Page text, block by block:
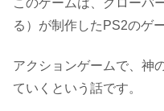
このゲームは、クローバ
る）が制作したPS2のゲー
アクションゲームで、神
ていくという話です。